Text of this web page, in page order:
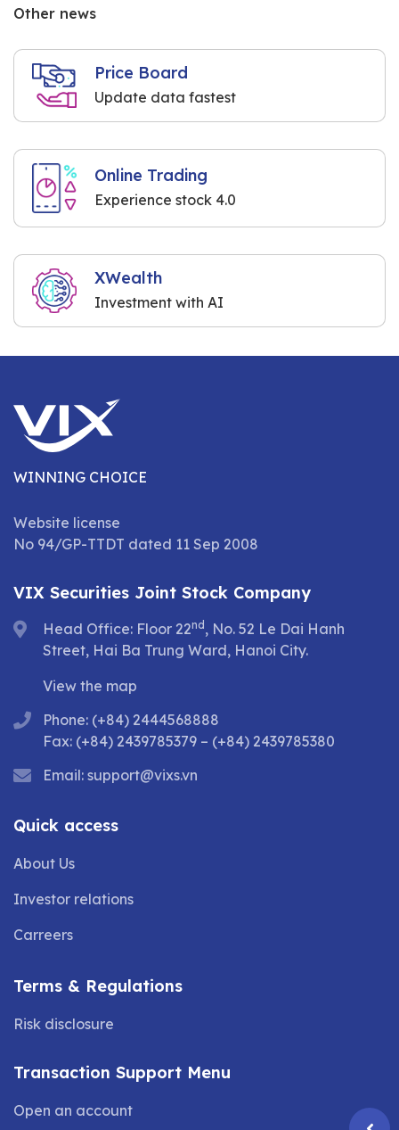
Other news
Price Board
Update data fastest
Online Trading
Experience stock 4.0
XWealth
Investment with AI
WINNING CHOICE
Website license
No 94/GP-TTDT dated 11 Sep 2008
VIX Securities Joint Stock Company
Head Office: Floor 22nd , No. 52 Le Dai Hanh
Street, Hai Ba Trung Ward, Hanoi City.
View the map
Phone: (+84) 2444568888
Fax: (+84) 2439785379 – (+84) 2439785380
Email: support@vixs.vn
Quick access
About Us
Investor relations
Carreers
Terms & Regulations
Risk disclosure
Transaction Support Menu
Open an account